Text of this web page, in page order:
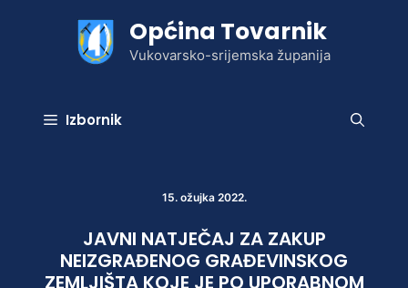
Općina Tovarnik
Vukovarsko-srijemska županija
Izbornik
15. ožujka 2022.
JAVNI NATJEČAJ ZA ZAKUP
NEIZGRAĐENOG GRAĐEVINSKOG
ZEMLJIŠTA KOJE JE PO UPORABNOM